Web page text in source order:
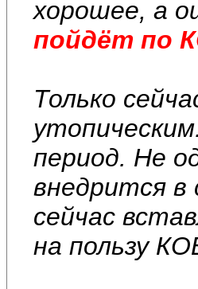
хорошее, а
пойдёт по
Только
период. Не
внедрится в
сейчас
на пользу